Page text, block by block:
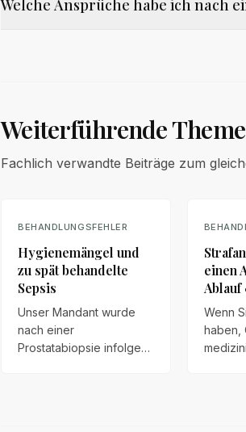
Welche Ansprüche habe ich nach
Weiterführende
Fachlich verwandte Beiträge zum
BEHANDLUNGSFEHLER
Hygienemängel und
zu spät behandelte
Sepsis
Unser Mandant wurde
nach einer
Prostatabiopsie infolge
einen
Wenn
haben,